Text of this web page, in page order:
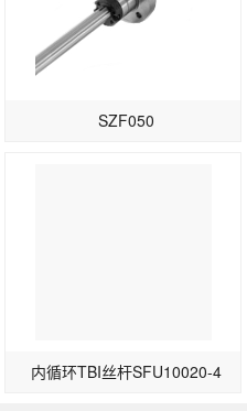
SZF050
内循环TBI丝杆SFU10020-4